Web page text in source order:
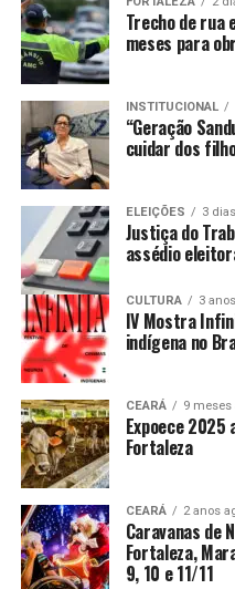
Trecho de rua
meses para
INSTITUCIONAL
“Geração
cuidar dos
ELEIÇÕES 3
Justiça do
assédio
CULTURA 3
IV Mostra
indígena no
CEARÁ 9 meses
Expoece 2025
Fortaleza
CEARÁ 2 anos
Caravanas de
Fortaleza,
9, 10 e 11/11